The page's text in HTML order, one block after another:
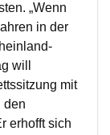
„Wenn
in der
will
mit
den
erhofft sich